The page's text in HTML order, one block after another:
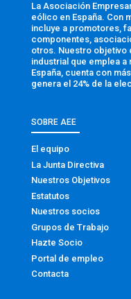
La Asociación
eólico en España. Con
incluye a promotores,
componentes,
otros. Nuestro objetivo
industrial que emplea
España, cuenta con
genera el 24% de la
SOBRE AEE
El equipo
La Junta Directiva
Nuestros Objetivos
Estatutos
Nuestros socios
Grupos de Trabajo
Hazte Socio
Portal de empleo
Contacta